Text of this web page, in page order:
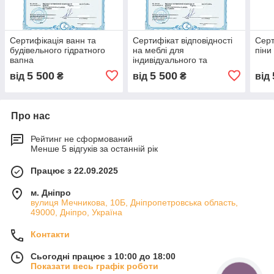
Сертифікація ванн та
будівельного гідратного
вапна
від 5 500 ₴
Сертифікат відповідності
на меблі для
індивідуального та
навчального використання
офіційно під ключ,
від 5 500₴ від
Про нас
Рейтинг не сформований
Менше 5 відгуків за останній рік
Працює з 22.09.2025
м. Дніпро
вулиця Мечникова, 10Б, Дніпропетровська область,
49000, Дніпро, Україна
Контакти
Сьогодні працює з 10:00 до 18:00
Показати весь графік роботи